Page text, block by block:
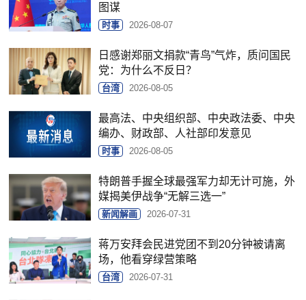
图谋
时事 2026-08-07
日感谢郑丽文捐款“青鸟”气炸，质问国民
党：为什么不反日？
台湾 2026-08-05
最高法、中央组织部、中央政法委、中央
编办、财政部、人社部印发意见
时事 2026-08-05
特朗普手握全球最强军力却无计可施，外
媒揭美伊战争“无解三选一”
新闻解画 2026-07-31
蒋万安拜会民进党团不到20分钟被请离
场，他看穿绿营策略
台湾 2026-07-31